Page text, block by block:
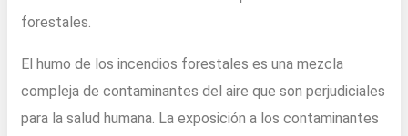
forestales.
El humo de los incendios forestales es una mezcla
compleja de contaminantes del aire que son perjudiciales
para la salud humana. La exposición a los contaminantes